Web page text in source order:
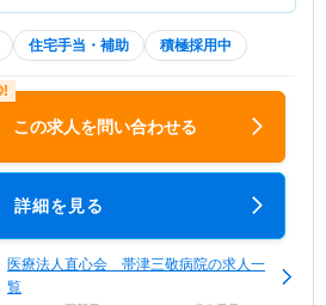
住宅手当・補助 積極採用中
この求人を問い合わせる
詳細を見る
医療法人直心会 帯津三敬病院の求人一
覧